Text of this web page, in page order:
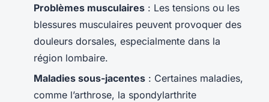
Problèmes musculaires : Les tensions ou les
blessures musculaires peuvent provoquer des
douleurs dorsales, especialmente dans la
région lombaire.
Maladies sous-jacentes : Certaines maladies,
comme l’arthrose, la spondylarthrite